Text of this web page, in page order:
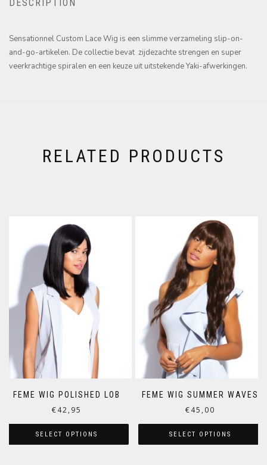
DESCRIPTION
Sensationnel Custom Lace Wig is een slimme verzameling slip-on-
and-go-artikelen. De collectie bevat zijdezachte strengen en super
veerkrachtige spiralen en een keuze uit uitstekende Yaki-afwerkingen.
RELATED PRODUCTS
FEME WIG POLISHED LOB
€42,95
SELECT OPTIONS
FEME WIG SUMMER WAVES
€45,00
SELECT OPTIONS